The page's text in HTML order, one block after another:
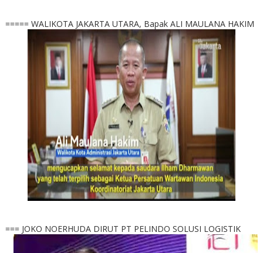
===== WALIKOTA JAKARTA UTARA, Bapak ALI MAULANA HAKIM
=== JOKO NOERHUDA DIRUT PT PELINDO SOLUSI LOGISTIK